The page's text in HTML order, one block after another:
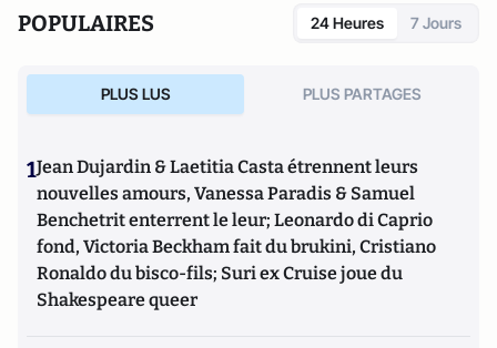
POPULAIRES 24 Heures 7 Jours
PLUS LUS PLUS PARTAGES
1Jean Dujardin & Laetitia Casta étrennent leurs
nouvelles amours, Vanessa Paradis & Samuel
Benchetrit enterrent le leur; Leonardo di Caprio
fond, Victoria Beckham fait du brukini, Cristiano
Ronaldo du bisco-fils; Suri ex Cruise joue du
Shakespeare queer